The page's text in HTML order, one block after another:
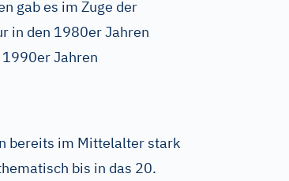
gab es im Zuge der
in den 1980er Jahren
1990er Jahren
bereits im Mittelalter stark
bis in das 20.